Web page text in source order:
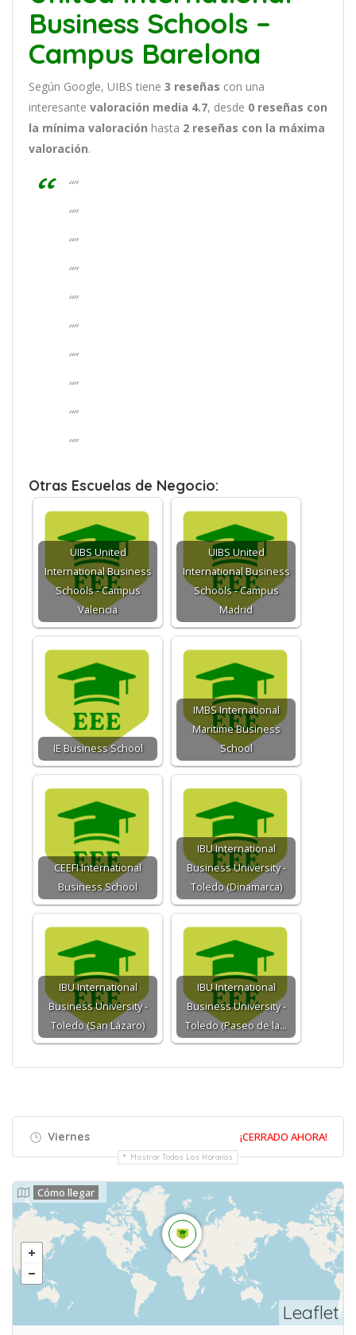
Business Schools –
Campus Barelona
Según Google, UIBS tiene 3 reseñas con una
interesante valoración media 4.7, desde 0 reseñas con
la mínima valoración hasta 2 reseñas con la máxima
valoración.
“”
“”
“”
“”
“”
“”
“”
“”
“”
“”
Otras Escuelas de Negocio:
UIBS United
International Business
Schools - Campus
Valencia
UIBS United
International Business
Schools - Campus
Madrid
IE Business School
IMBS International
Maritime Business
School
CEEFI International
Business School
IBU International
Business University -
Toledo (Dinamarca)
IBU International
Business University -
Toledo (San Lázaro)
IBU International
Business University -
Toledo (Paseo de la…
Viernes ¡CERRADO AHORA!
Mostrar Todos Los Horarios
Leaflet
Cómo llegar